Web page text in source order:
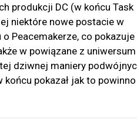
produkcji DC (w końcu Task
niektóre nowe postacie w
Peacemakerze, co pokazuje
w powiązane z
dziwnej maniery
końcu pokazał jak to powinno